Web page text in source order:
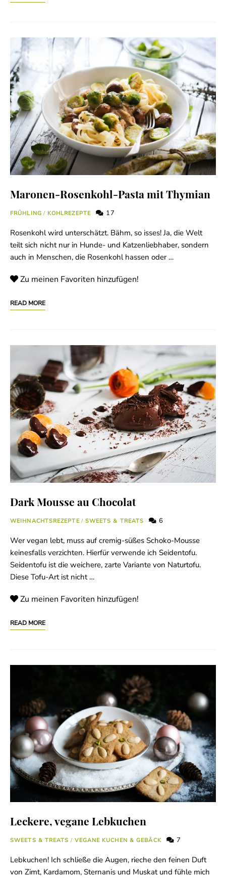
Maronen-Rosenkohl-Pasta mit Thymian
FRÜHLING / KOHLREZEPTE 17
Rosenkohl wird unterschätzt. Bähm, so isses! Ja, die Welt
teilt sich nicht nur in Hunde- und Katzenliebhaber, sondern
auch in Menschen, die Rosenkohl hassen oder …
Zu meinen Favoriten hinzufügen!
READ MORE
Dark Mousse au Chocolat
WEIHNACHTSREZEPTE/ SWEETS & TREATS 6
Wer vegan lebt, muss auf cremig-süßes Schoko-Mousse
keinesfalls verzichten. Hierfür verwende ich Seidentofu.
Seidentofu ist die weichere, zarte Variante von Naturtofu.
Diese Tofu-Art ist nicht …
Zu meinen Favoriten hinzufügen!
READ MORE
Leckere, vegane Lebkuchen
SWEETS & TREATS / VEGANE KUCHEN & GEBÄCK 7
Lebkuchen! Ich schließe die Augen, rieche den feinen Duft
von Zimt, Kardamom, Sternanis und Muskat und fühle mich